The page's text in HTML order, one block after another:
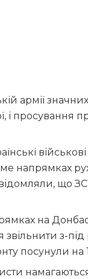
армії
і просування
напрямках
що
на
з-під
посунули на